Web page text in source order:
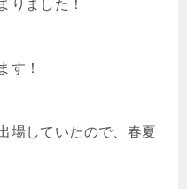
りました！
す！
場していたので、春夏